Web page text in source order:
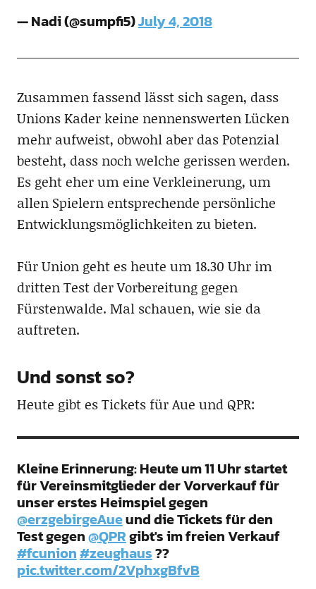
— Nadi (@sumpfi5)July 4, 2018
Zusammen fassend lässt sich sagen, dass
Unions Kader keine nennenswerten Lücken
mehr aufweist, obwohl aber das Potenzial
besteht, dass noch welche gerissen werden.
Es geht eher um eine Verkleinerung, um
allen Spielern entsprechende persönliche
Entwicklungsmöglichkeiten zu bieten.
Für Union geht es heute um 18.30 Uhr im
dritten Test der Vorbereitung gegen
Fürstenwalde. Mal schauen, wie sie da
auftreten.
Und sonst so?
Heute gibt es Tickets für Aue und QPR:
Kleine Erinnerung: Heute um 11 Uhr startet
für Vereinsmitglieder der Vorverkauf für
unser erstes Heimspiel gegen
@erzgebirgeAueund die Tickets für den
Test gegen@QPRgibt's im freien Verkauf
#fcunion#zeughaus??
pic.twitter.com/2VphxgBfvB